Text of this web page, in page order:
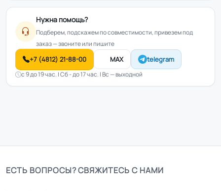
Нужна помощь?
Подберем, подскажем по совместимости, привезем под
заказ — звоните или пишите
+7 (4812) 21-88-00 MAX telegram
с 9 до 19 час. | Сб - до 17 час. | Вс — выходной
ЕСТЬ ВОПРОСЫ? СВЯЖИТЕСЬ С НАМИ